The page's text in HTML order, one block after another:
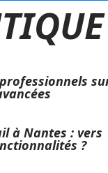
à Nantes : vers
?